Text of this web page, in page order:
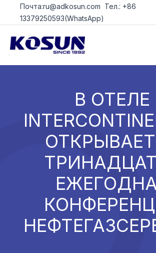
ПерейтиПочта:ru@adkosun.com Тел.: +86
13379250593(WhatsApp)
В ОТЕЛЕ